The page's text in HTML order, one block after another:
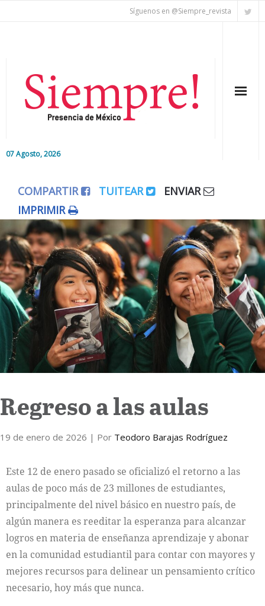
Síguenos en @Siempre_revista
07 Agosto, 2026
Editorial
Nacional
Colaboradores
Internacional
Cultura
COMPARTIR TUITEAR
ENVIAR
IMPRIMIR
Regreso a las aulas
19 de enero de 2026 | Por Teodoro Barajas Rodríguez
Este 12 de enero pasado se oficializó el retorno a las
aulas de poco más de 23 millones de estudiantes,
principalmente del nivel básico en nuestro país, de
algún manera es reeditar la esperanza para alcanzar
logros en materia de enseñanza aprendizaje y abonar
en la comunidad estudiantil para contar con mayores y
mejores recursos para delinear un pensamiento crítico
necesario, hoy más que nunca.